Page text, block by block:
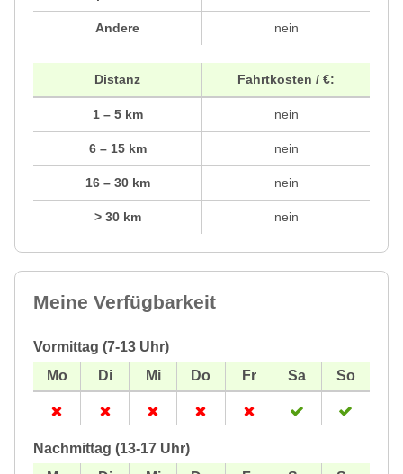
Andere nein
Distanz
1 – 5 km
6 – 15 km
16 – 30 km
> 30 km
Fahrtkosten / €:
nein
nein
nein
nein
Meine Verfügbarkeit
Vormittag (7-13 Uhr)
Nachmittag (13-17 Uhr)